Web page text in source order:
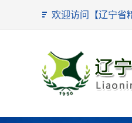
欢迎访问【辽宁省